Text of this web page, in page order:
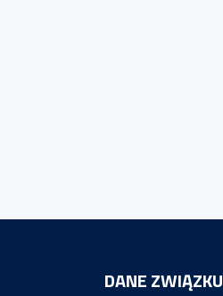
DANE ZWIĄZKU